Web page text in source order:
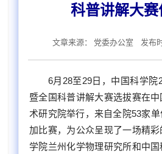
科普讲解大赛
文章来源： 党委办公室 发布
6月28至29日，中国科学院
暨全国科普讲解大赛选拔赛在
术研究院举行，来自全院53家
加比赛，为公众呈现了一场精
学院兰州化学物理研究所和中